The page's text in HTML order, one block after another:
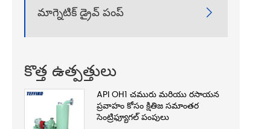
మాగ్నెటిక్ డ్రైవ్ పంప్ 
కొత్త ఉత్పత్తులు
API OH1 చమురు మరియు రసాయన
ప్రవాహం కోసం క్షితిజ సమాంతర
సెంట్రిఫ్యూగల్ పంపులు